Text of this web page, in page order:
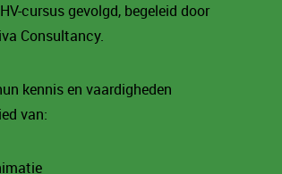
cursus gevolgd, begeleid door
Consultancy.
kennis en vaardigheden
van: